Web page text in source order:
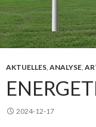
AKTUELLES, ANALYSE,
2024-12-17